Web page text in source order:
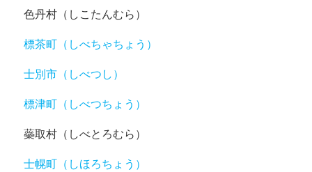
色丹村（しこたんむら）
標茶町（しべちゃちょう）
士別市（しべつし）
標津町（しべつちょう）
蘂取村（しべとろむら）
士幌町（しほろちょう）